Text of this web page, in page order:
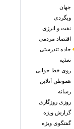
جهان
وبگردی
نفت و انرژی
اقتصاد مردمی
جاده تندرستی
تغذيه
روی خط جوانی
هموطن آنلاين
رسانه
روزی روزگاری
گزارش ويژه
گفتگوی ويژه